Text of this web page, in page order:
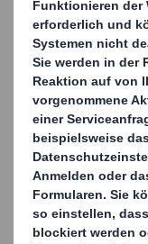
Die DELTA
Teil der DS
Dienstleister
Management
DELTA
dazugehörigen
Supply-Chain:
und